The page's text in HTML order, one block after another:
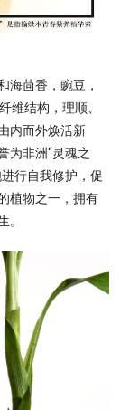
海茴香，豌豆，
维结构，理顺、
内而外焕活新
为非洲“灵魂之
行自我修护，促
植物之一，拥有
。